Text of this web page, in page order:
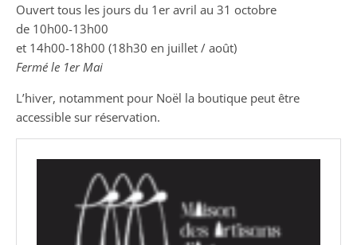
Ouvert tous les jours du 1er avril au 31 octobre
de 10h00-13h00
et 14h00-18h00 (18h30 en juillet / août)
Fermé le 1er Mai
L’hiver, notamment pour Noël la boutique peut être
accessible sur réservation.